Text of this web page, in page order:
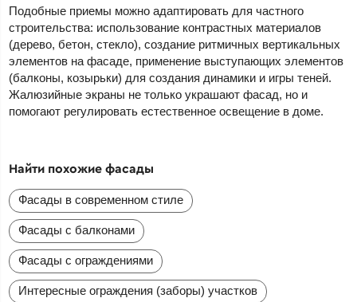
Подобные приемы можно адаптировать для частного
строительства: использование контрастных материалов
(дерево, бетон, стекло), создание ритмичных вертикальных
элементов на фасаде, применение выступающих элементов
(балконы, козырьки) для создания динамики и игры теней.
Жалюзийные экраны не только украшают фасад, но и
помогают регулировать естественное освещение в доме.
Найти похожие фасады
Фасады в современном стиле
Фасады с балконами
Фасады с ограждениями
Интересные ограждения (заборы) участков